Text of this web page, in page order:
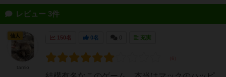
レビュー 3件
150名 0名 充実
仙人